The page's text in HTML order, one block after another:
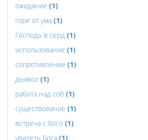
ожидание (1)
горе от ума (1)
Господь в серд (1)
использование (1)
сопротивление (1)
дьявол (1)
работа над соб (1)
существование (1)
встреча с Бого (1)
увидеть Бога (1)